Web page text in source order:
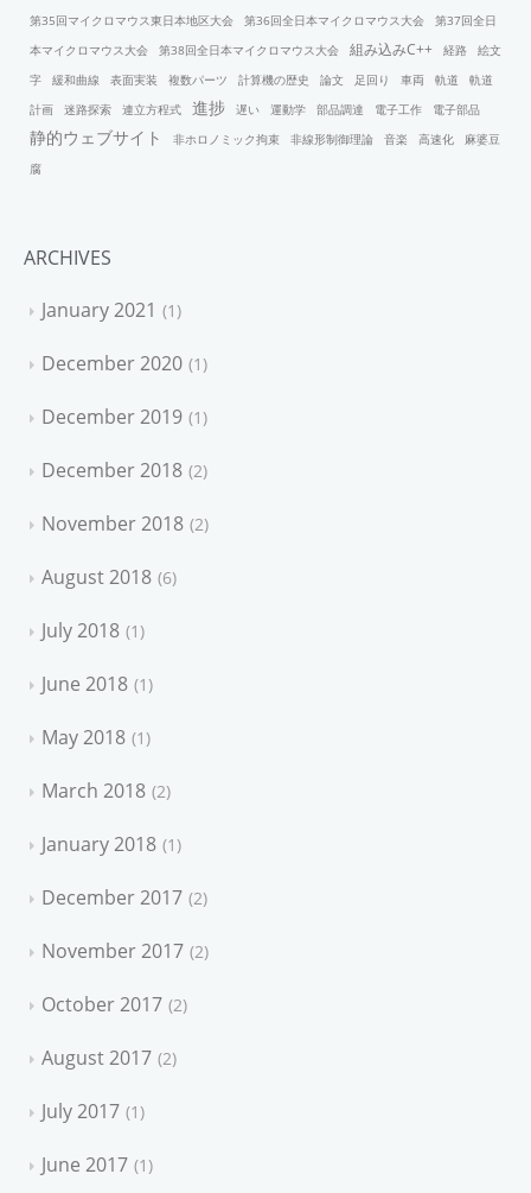
第35回マイクロマウス東日本地区大会
第36回全日本マイクロマウス大会
第37回全日
本マイクロマウス大会
第38回全日本マイクロマウス大会 組み込みC++ 経路
絵文
字
緩和曲線 表面実装 複数パーツ 計算機の歴史 論文 足回り 車両 軌道
軌道
計画
迷路探索 連立方程式 進捗 遅い 運動学 部品調達 電子工作 電子部品
静的ウェブサイト 非ホロノミック拘束 非線形制御理論 音楽 高速化
麻婆豆
腐
ARCHIVES
January 2021
1
December 2020 1
December 2019 1
December 2018 2
November 2018 2
August 2018 6
July 2018 1
June 2018 1
May 2018 1
March 2018 2
January 2018 1
December 2017 2
November 2017 2
October 2017 2
August 2017 2
July 2017 1
June 2017 1